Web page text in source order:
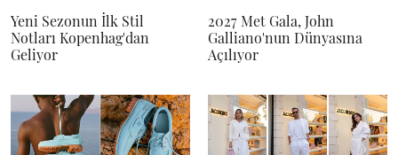
Yeni Sezonun İlk Stil
Notları Kopenhag'dan
Geliyor
2027 Met Gala, John
Galliano'nun Dünyasına
Açılıyor